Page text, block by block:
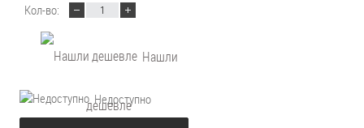
Кол-во:
Нашли
дешевле
Недоступно